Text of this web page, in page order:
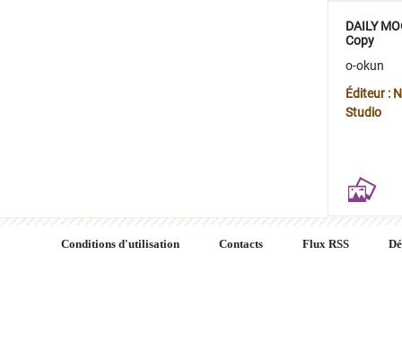
DAILY
Copy
o-okun
Éditeur :
Studio
Conditions d'utilisation Contacts Flux RSS